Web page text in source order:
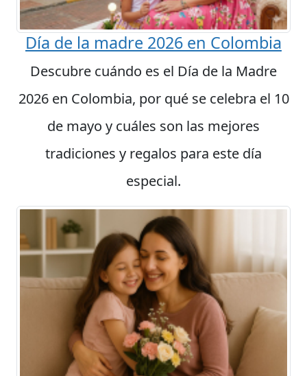
Día de la madre 2026 en Colombia
Descubre cuándo es el Día de la Madre
2026 en Colombia, por qué se celebra el 10
de mayo y cuáles son las mejores
tradiciones y regalos para este día
especial.